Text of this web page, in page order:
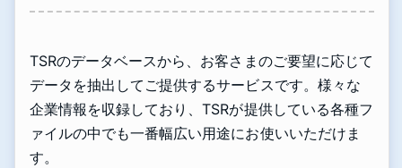
TSRのデータベースから、お客さまのご要望に応じて
データを抽出してご提供するサービスです。様々な
企業情報を収録しており、TSRが提供している各種フ
ァイルの中でも一番幅広い用途にお使いいただけま
す。